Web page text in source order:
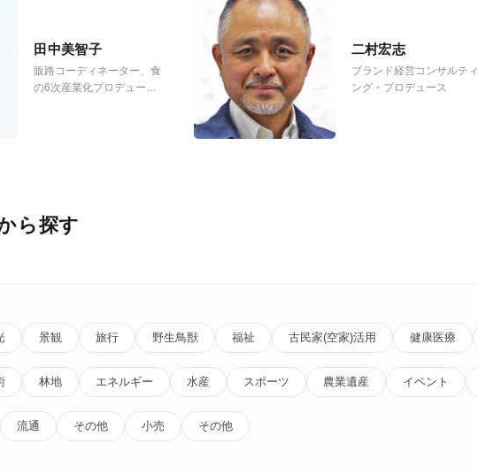
田中美智子
販路コーディネーター、食
の6次産業化プロデューサ
二村宏志
ブランド経営コンサルティ
ング・プロデュース
ら探す
景観 旅行 野生鳥獣 福祉 古民家(空家)活用 健康医療
林地 エネルギー 水産 スポーツ 農業遺産 イベント
流通 その他 小売 その他